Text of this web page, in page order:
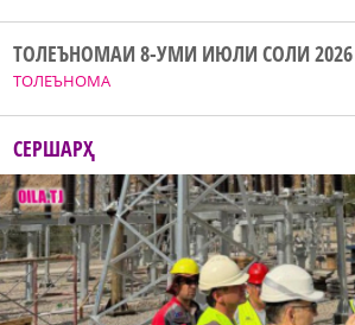
ТОЛЕЪНОМА
ТОЛЕЪНОМАИ 8-УМИ ИЮЛИ СОЛИ 2026
СЕРШАРҲ